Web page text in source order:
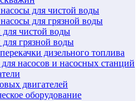
для чистой воды
для грязной воды
чистой воды
грязной воды
дизельного топлива
насосов и насосных станций
двигателей
оборудование